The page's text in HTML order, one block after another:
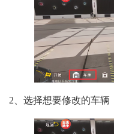
2、选择想要修改的车辆